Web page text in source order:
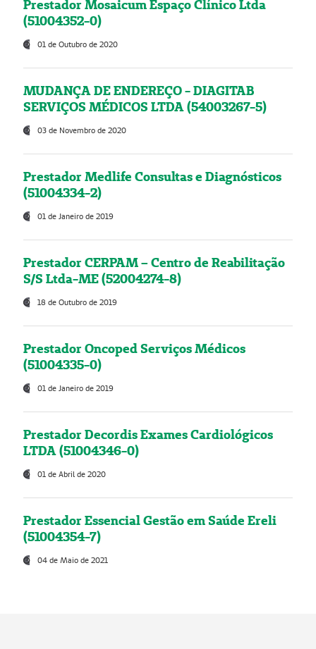
Prestador Mosaicum Espaço Clínico Ltda
(51004352-0)
01 de Outubro de 2020
MUDANÇA DE ENDEREÇO - DIAGITAB
SERVIÇOS MÉDICOS LTDA (54003267-5)
03 de Novembro de 2020
Prestador Medlife Consultas e Diagnósticos
(51004334-2)
01 de Janeiro de 2019
Prestador CERPAM – Centro de Reabilitação
S/S Ltda-ME (52004274-8)
18 de Outubro de 2019
Prestador Oncoped Serviços Médicos
(51004335-0)
01 de Janeiro de 2019
Prestador Decordis Exames Cardiológicos
LTDA (51004346-0)
01 de Abril de 2020
Prestador Essencial Gestão em Saúde Ereli
(51004354-7)
04 de Maio de 2021